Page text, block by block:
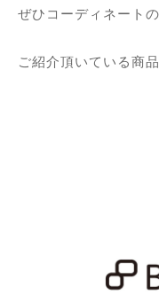
ぜひコーディネート
ご紹介頂いている商